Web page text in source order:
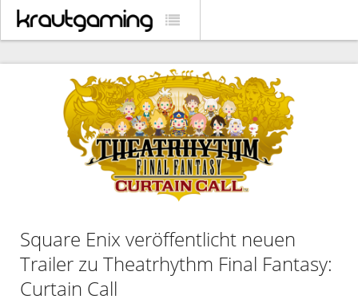
Square Enix veröffentlicht neuen
Trailer zu Theatrhythm Final Fantasy:
Curtain Call